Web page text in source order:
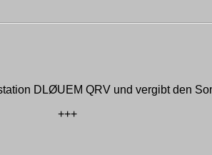
DLØUEM QRV und vergibt den
+++